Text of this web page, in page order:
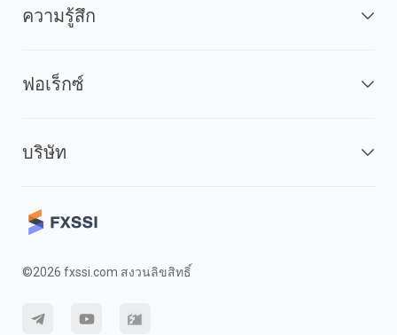
ความรู้สึก
ฟอเร็กซ์
บริษัท
©2026 fxssi.com สงวนลิขสิทธิ์